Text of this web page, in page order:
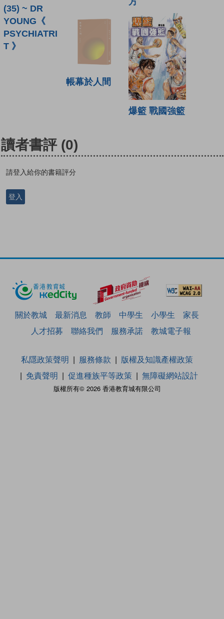
(35) ~ DR
YOUNG《
PSYCHIATRI
T 》
帳幕於人間
爆籃 戰國強籃
讀者書評 (0)
請登入給你的書籍評分
登入
關於教城 最新消息 教師 中學生 小學生
家長
人才招募
聯絡我們 服務承諾 教城電子報
版權所有© 2026 香港教育城有限公司
私隱政策聲明 服務條款
版權及知識產權政策
免責聲明
促進種族平等政策 無障礙網站設計